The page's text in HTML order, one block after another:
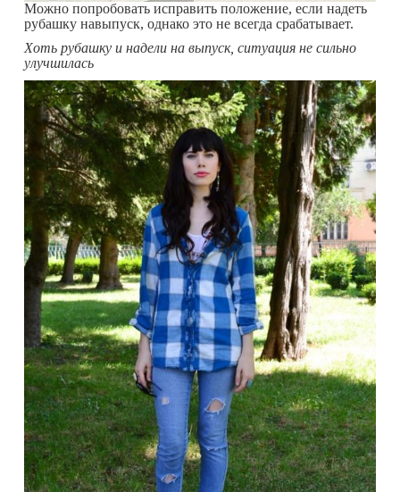
Можно попробовать исправить положение, если надеть
рубашку навыпуск, однако это не всегда срабатывает.
Хоть рубашку и надели на выпуск, ситуация не сильно
улучшилась